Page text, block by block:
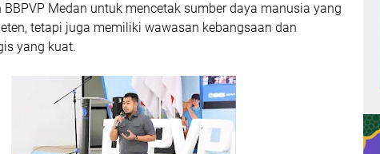
Medan untuk mencetak sumber daya manusia yang
tetapi juga memiliki wawasan kebangsaan dan
yang kuat.